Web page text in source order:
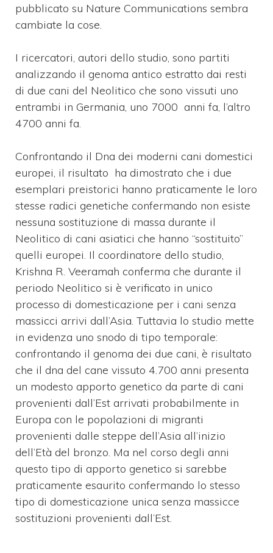
pubblicato su Nature Communications sembra
cambiate la cose.
I ricercatori, autori dello studio, sono partiti
analizzando il genoma antico estratto dai resti
di due cani del Neolitico che sono vissuti uno
entrambi in Germania, uno 7000 anni fa, l’altro
4700 anni fa.
Confrontando il Dna dei moderni cani domestici
europei, il risultato ha dimostrato che i due
esemplari preistorici hanno praticamente le loro
stesse radici genetiche confermando non esiste
nessuna sostituzione di massa durante il
Neolitico di cani asiatici che hanno “sostituito”
quelli europei. Il coordinatore dello studio,
Krishna R. Veeramah conferma che durante il
periodo Neolitico si è verificato in unico
processo di domesticazione per i cani senza
massicci arrivi dall’Asia. Tuttavia lo studio mette
in evidenza uno snodo di tipo temporale:
confrontando il genoma dei due cani, è risultato
che il dna del cane vissuto 4.700 anni presenta
un modesto apporto genetico da parte di cani
provenienti dall’Est arrivati probabilmente in
Europa con le popolazioni di migranti
provenienti dalle steppe dell’Asia all’inizio
dell’Età del bronzo. Ma nel corso degli anni
questo tipo di apporto genetico si sarebbe
praticamente esaurito confermando lo stesso
tipo di domesticazione unica senza massicce
sostituzioni provenienti dall’Est.